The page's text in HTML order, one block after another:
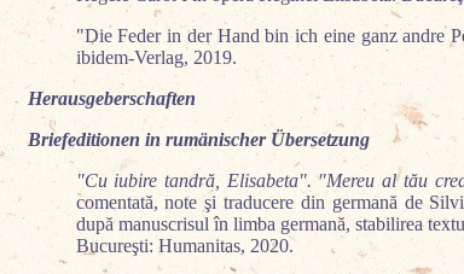
"Die Feder in der Hand bin ich eine ganz andre
ibidem-Verlag, 2019.
Herausgeberschaften
Briefeditionen in rumänischer Übersetzung
"Cu iubire tandră, Elisabeta". "Mereu al tău
comentată, note şi traducere din germană de
după manuscrisul în limba germană, stabilirea
Bucureşti: Humanitas, 2020.